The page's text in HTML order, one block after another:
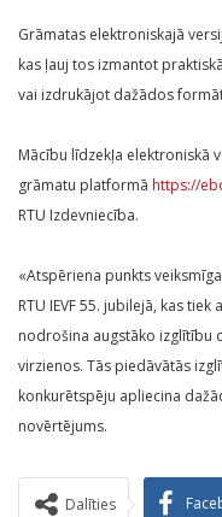
Grāmatas elektroniskajā
kas ļauj tos izmantot
vai izdrukājot dažādos
Mācību līdzekļa elektroniskā
grāmatu platformā https://
RTU Izdevniecība.
«Atspēriena punkts
RTU IEVF 55. jubilejā, kas
nodrošina augstāko izglītību
virzienos. Tās piedāvātās
konkurētspēju apliecina
novērtējums.
Dalīties